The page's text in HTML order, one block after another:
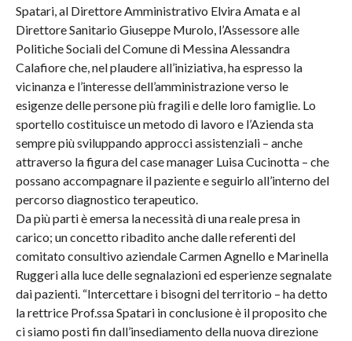
Spatari, al Direttore Amministrativo Elvira Amata e al
Direttore Sanitario Giuseppe Murolo, l’Assessore alle
Politiche Sociali del Comune di Messina Alessandra
Calafiore che, nel plaudere all’iniziativa, ha espresso la
vicinanza e l’interesse dell’amministrazione verso le
esigenze delle persone più fragili e delle loro famiglie. Lo
sportello costituisce un metodo di lavoro e l’Azienda sta
sempre più sviluppando approcci assistenziali – anche
attraverso la figura del case manager Luisa Cucinotta – che
possano accompagnare il paziente e seguirlo all’interno del
percorso diagnostico terapeutico.
Da più parti è emersa la necessità di una reale presa in
carico; un concetto ribadito anche dalle referenti del
comitato consultivo aziendale Carmen Agnello e Marinella
Ruggeri alla luce delle segnalazioni ed esperienze segnalate
dai pazienti. “Intercettare i bisogni del territorio – ha detto
la rettrice Prof.ssa Spatari in conclusione è il proposito che
ci siamo posti fin dall’insediamento della nuova direzione